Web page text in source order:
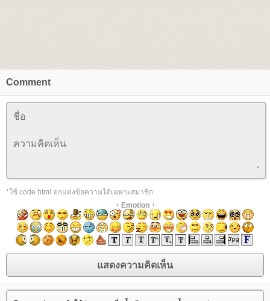
Comment
*ใช้ code html ตกแต่งข้อความได้เฉพาะสมาชิก
+ Emotion+